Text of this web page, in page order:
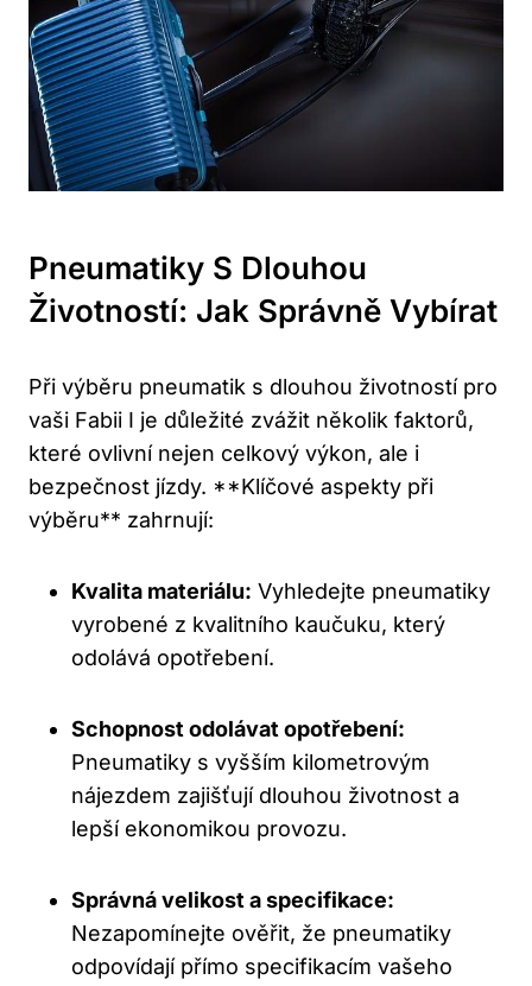
Pneumatiky S Dlouhou
Životností: Jak Správně Vybírat
Při výběru pneumatik s dlouhou životností pro
vaši Fabii I je důležité zvážit několik faktorů,
které ovlivní nejen celkový výkon, ale i
bezpečnost jízdy. **Klíčové aspekty při
výběru** zahrnují:
Kvalita materiálu: Vyhledejte pneumatiky
vyrobené z kvalitního kaučuku, který
odolává opotřebení.
Schopnost odolávat opotřebení:
Pneumatiky s vyšším kilometrovým
nájezdem zajišťují dlouhou životnost a
lepší ekonomikou provozu.
Správná velikost a specifikace:
Nezapomínejte ověřit, že pneumatiky
odpovídají přímo specifikacím vašeho